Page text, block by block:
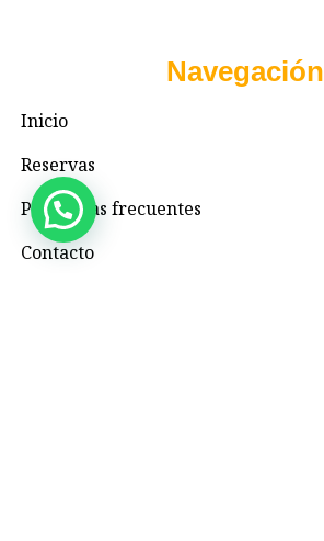
Navegación
Inicio
Reservas
Preguntas frecuentes
Contacto